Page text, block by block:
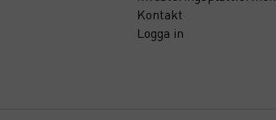
Kontakt
Logga in